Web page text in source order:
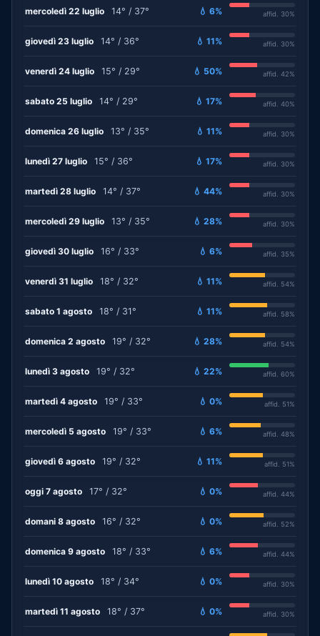
mercoledì 22 luglio 14° / 37° 💧 6% affid. 30%
giovedì 23 luglio 14° / 36° 💧 11% affid. 30%
venerdì 24 luglio 15° / 29° 💧 50% affid. 42%
sabato 25 luglio 14° / 29° 💧 17% affid. 40%
domenica 26 luglio 13° / 35° 💧 11% affid. 30%
lunedì 27 luglio 15° / 36° 💧 17% affid. 30%
martedì 28 luglio 14° / 37° 💧 44% affid. 30%
mercoledì 29 luglio 13° / 35° 💧 28% affid. 30%
giovedì 30 luglio 16° / 33° 💧 6% affid. 35%
venerdì 31 luglio 18° / 32° 💧 11% affid. 54%
sabato 1 agosto 18° / 31° 💧 11% affid. 58%
domenica 2 agosto 19° / 32° 💧 28% affid. 54%
lunedì 3 agosto 19° / 32° 💧 22% affid. 60%
martedì 4 agosto 19° / 33° 💧 0% affid. 51%
mercoledì 5 agosto 19° / 33° 💧 6% affid. 48%
giovedì 6 agosto 19° / 32° 💧 11% affid. 51%
oggi 7 agosto 17° / 32° 💧 0% affid. 44%
domani 8 agosto 16° / 32° 💧 0% affid. 52%
domenica 9 agosto 18° / 33° 💧 6% affid. 44%
lunedì 10 agosto 18° / 34° 💧 0% affid. 30%
martedì 11 agosto 18° / 37° 💧 0% affid. 30%